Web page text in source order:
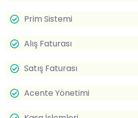
Prim Sistemi
Alış Faturası
Satış Faturası
Acente Yönetimi